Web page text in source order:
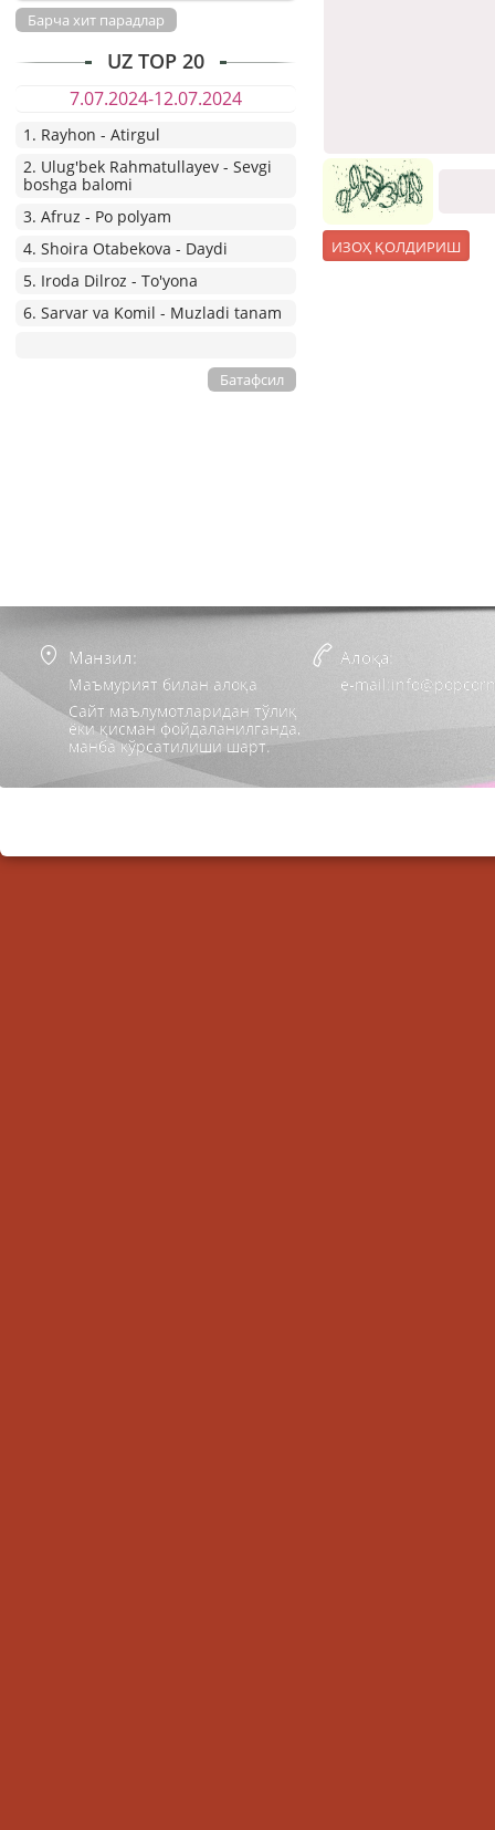
Барча хит парадлар
UZ TOP 20
7.07.2024-12.07.2024
1. Rayhon - Atirgul
2. Ulug'bek Rahmatullayev - Sevgi
boshga balomi
3. Afruz - Po polyam
4. Shoira Otabekova - Daydi
5. Iroda Dilroz - To'yona
6. Sarvar va Komil - Muzladi tanam
Батафсил
Манзил:
Маъмурият билан алоқа
Сайт маълумотларидан тўлиқ
ёки қисман фойдаланилганда,
манба кўрсатилиши шарт.
Алоқа:
e-